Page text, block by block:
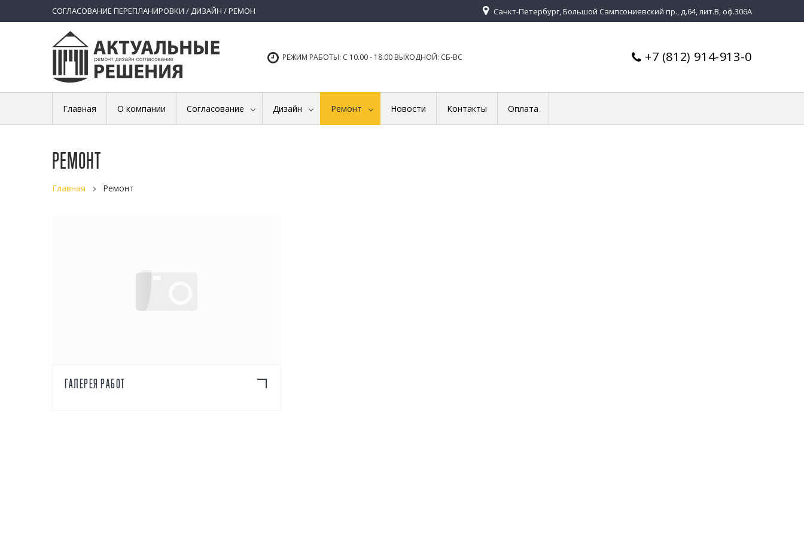
СОГЛАСОВАНИЕ ПЕРЕПЛАНИРОВКИ / ДИЗАЙН / РЕМОН Санкт-Петербург, Большой Сампсониевский пр., д.64, лит.В, оф.306А
+7 (812) 914-913-0
РЕЖИМ РАБОТЫ: С 10.00 - 18.00 ВЫХОДНОЙ: СБ-ВС
Главная О компании Согласование Дизайн Ремонт Новости Контакты Оплата
РЕМОНТ
Главная Ремонт
ГАЛЕРЕЯ РАБОТ